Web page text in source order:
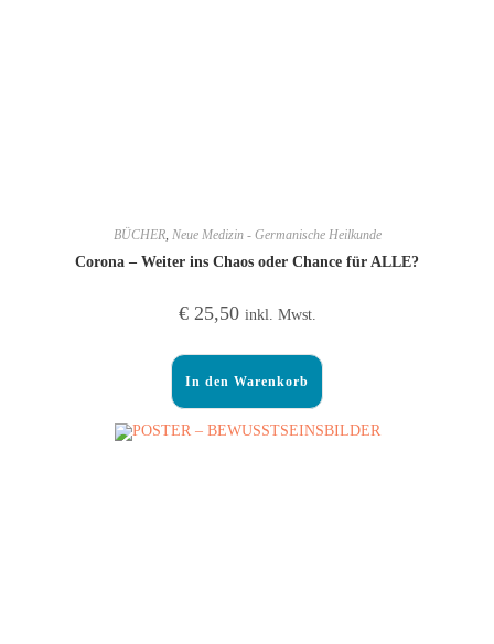
BÜCHER, Neue Medizin - Germanische Heilkunde
Corona – Weiter ins Chaos oder Chance für ALLE?
€25,50 inkl. Mwst.
In den Warenkorb